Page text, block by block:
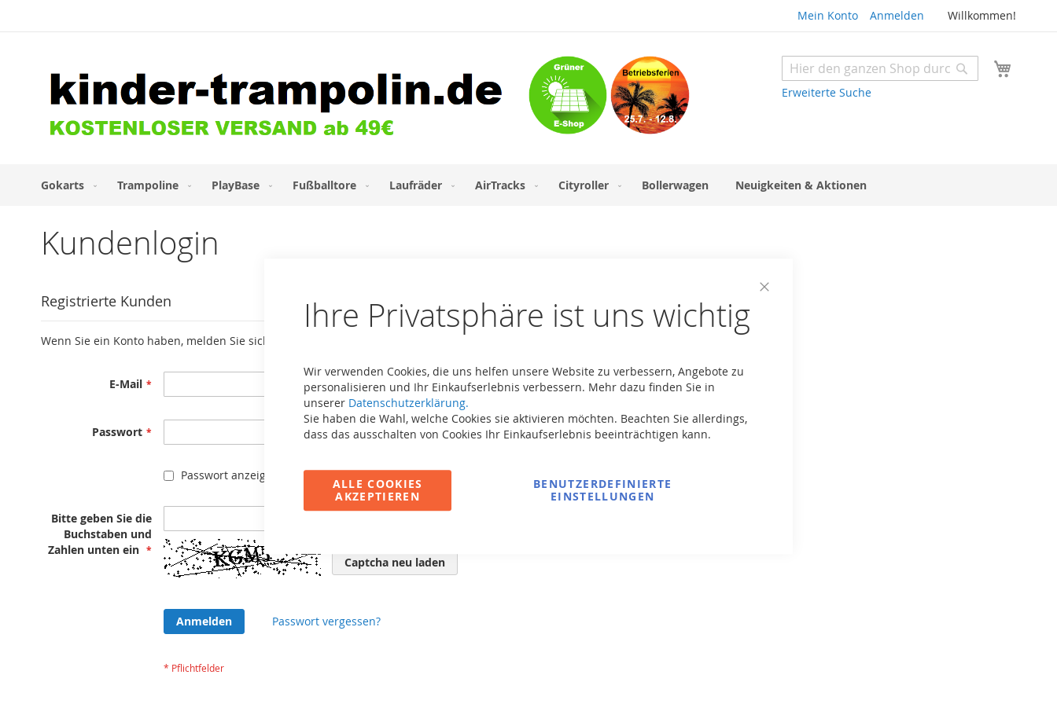
Ihre Privatsphäre ist uns wichtig
Wir verwenden Cookies, die uns helfen unsere Website zu verbessern, Angebote zu
personalisieren und Ihr Einkaufserlebnis verbessern. Mehr dazu finden Sie in
unserer Datenschutzerklärung.
Sie haben die Wahl, welche Cookies sie aktivieren möchten. Beachten Sie allerdings,
dass das ausschalten von Cookies Ihr Einkaufserlebnis beeinträchtigen kann.
ALLE COOKIES
AKZEPTIEREN
BENUTZERDEFINIERTE
EINSTELLUNGEN
Mein Konto Anmelden Willkommen!
Suche
Erweiterte Suche
Suche
Gokarts Trampoline PlayBase Fußballtore Laufräder AirTracks Cityroller Bollerwagen Neuigkeiten & Aktionen
Kundenlogin
Registrierte Kunden
Wenn Sie ein Konto haben, melden Sie sich mit Ihrer E-Mail-Adresse an.
E-Mail
Passwort
Passwort anzeigen
Bitte geben Sie die
Buchstaben und
Zahlen unten ein
Captcha neu laden
Anmelden Passwort vergessen?